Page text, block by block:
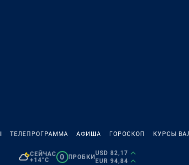
ТЕЛЕПРОГРАММА АФИША ГОРОСКОП КУРСЫ
СЕЙЧАС
+14°C
0 ПРОБКИ
USD 82,17
EUR 94,84